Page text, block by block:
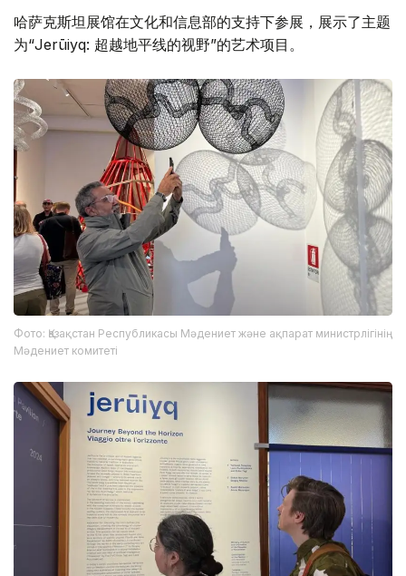
哈萨克斯坦展馆在文化和信息部的支持下参展，展示了主题
为“Jerūiyq: 超越地平线的视野”的艺术项目。
Фото: Қазақстан Республикасы Мәдениет және ақпарат министрлігінің
Мәдениет комитеті